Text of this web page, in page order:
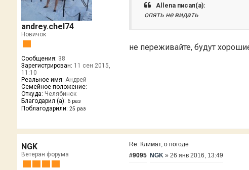
andrey.chel74
Новичок
Сообщения: 38
Зарегистрирован: 11 сен 2015,
11:10
Реальное имя: Андрей
Семейное положение:
Откуда: Челябинск
Благодарил (а): 6 раз
Поблагодарили: 25 раз
Allena писал(а):
опять не видать
не переживайте, будут
NGK
Ветеран форума
Re: Климат, о погоде
#9095 NGK »26 янв 2016, 13:49